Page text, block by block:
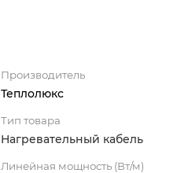
Производитель
Теплолюкс
Тип товара
Нагревательный кабель
Линейная мощность (Вт/м)